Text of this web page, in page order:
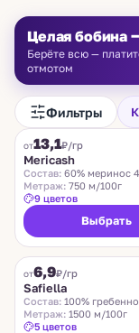
Целая бобина
Берёте всю —
отмотом
Фильтры
FILAMORE
от13,1₽/гр
Mericash
Состав: 60% меринос
Метраж: 750 м/100г
9 цветов
Выбрать
от6,9₽/гр
Safiella
Состав: 100%
Метраж: 1500 м/100г
5 цветов